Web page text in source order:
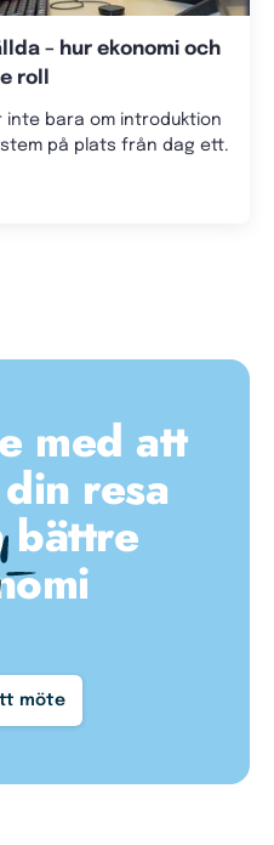
– hur ekonomi och
roll
inte bara om introduktion
på plats från dag ett.
med att
resa
bättre
möte